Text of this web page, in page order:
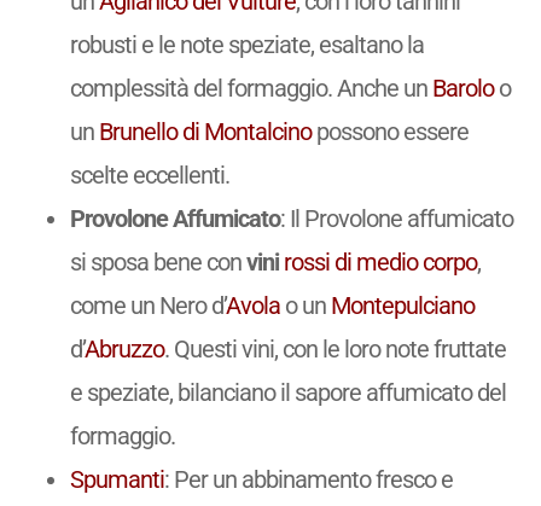
robusti e le note speziate, esaltano la
complessità del formaggio. Anche un Baroloo
un Brunello di Montalcinopossono essere
scelte eccellenti.
Provolone Affumicato: Il Provolone affumicato
si sposa bene convinirossi di medio corpo,
come un Nero d’Avolao un Montepulciano
d’Abruzzo. Questi vini, con le loro note fruttate
e speziate, bilanciano il sapore affumicato del
formaggio.
Spumanti: Per un abbinamento fresco e